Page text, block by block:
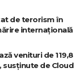
de terorism în
internațională
venituri de 119,8
susținute de Cloud